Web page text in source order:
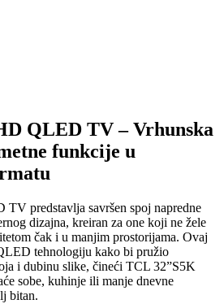
QLED TV – Vrhunska
funkcije u
predstavlja savršen spoj napredne
dizajna, kreiran za one koji ne žele
čak i u manjim prostorijama. Ovaj
tehnologiju kako bi pružio
i dubinu slike, čineći TCL 32”S5K
sobe, kuhinje ili manje dnevne
bitan.